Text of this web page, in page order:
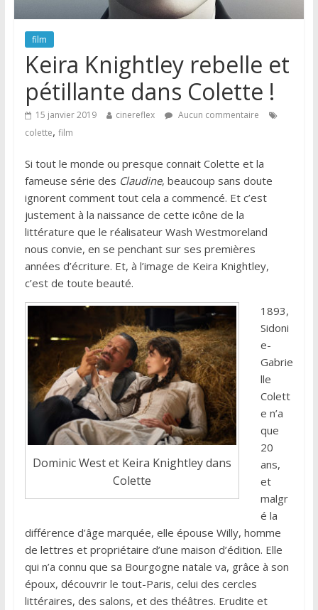
film
Keira Knightley rebelle et
pétillante dans Colette !
15 janvier 2019 cinereflex
Aucun commentaire
colette, film
Si tout le monde ou presque connait Colette et la
fameuse série des Claudine, beaucoup sans doute
ignorent comment tout cela a commencé. Et c’est
justement à la naissance de cette icône de la
littérature que le réalisateur Wash Westmoreland
nous convie, en se penchant sur ses premières
années d’écriture. Et, à l’image de Keira Knightley,
c’est de toute beauté.
Dominic West et Keira Knightley dans
Colette
1893,
Sidoni
e-
Gabrie
lle
Colett
e n’a
que
20
ans,
et
malgr
é la
différence d’âge marquée, elle épouse Willy, homme
de lettres et propriétaire d’une maison d’édition. Elle
qui n’a connu que sa Bourgogne natale va, grâce à son
époux, découvrir le tout-Paris, celui des cercles
littéraires, des salons, et des théâtres. Erudite et